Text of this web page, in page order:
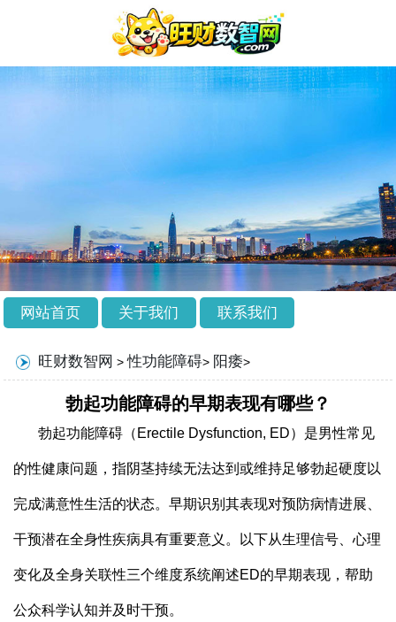
网站首页 关于我们 联系我们
旺财数智网 >性功能障碍> 阳痿>
勃起功能障碍的早期表现有哪些？
勃起功能障碍（Erectile Dysfunction, ED）是男性常见
的性健康问题，指阴茎持续无法达到或维持足够勃起硬度以
完成满意性生活的状态。早期识别其表现对预防病情进展、
干预潜在全身性疾病具有重要意义。以下从生理信号、心理
变化及全身关联性三个维度系统阐述ED的早期表现，帮助
公众科学认知并及时干预。